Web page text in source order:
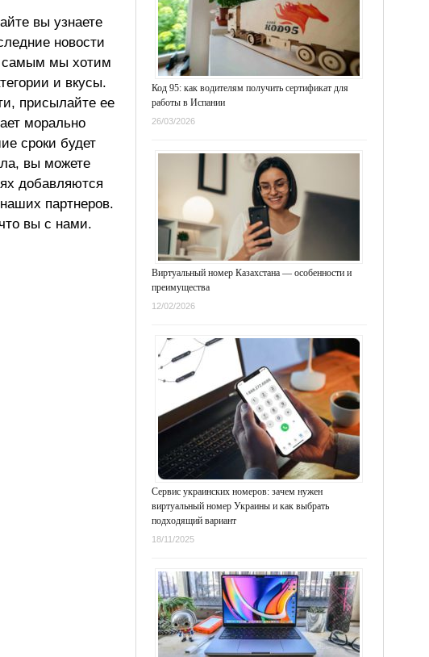
вы узнаете
новости
самым мы хотим
и вкусы.
присылайте ее
морально
сроки будет
вы можете
добавляются
партнеров.
вы с нами.
Код 95: как водителям получить сертификат для
работы в Испании
26/03/2026
Виртуальный номер Казахстана — особенности и
преимущества
12/02/2026
Сервис украинских номеров: зачем нужен
виртуальный номер Украины и как выбрать
подходящий вариант
18/11/2025